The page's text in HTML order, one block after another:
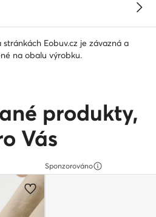
Eobuv.cz je závazná a
na obalu výrobku.
produkty,
Vás
Sponzorováno